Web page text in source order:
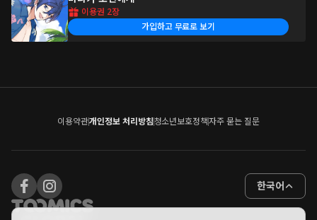
이용권 2장
가입하고 무료로 보기
이용약관개인정보 처리방침청소년보호정책자주 묻는 질문
FacebookInstargram 한국어
Toomics